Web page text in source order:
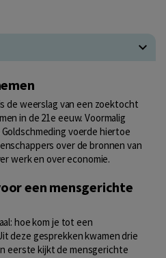
de weerslag van een zoektocht
in de 21e eeuw. Voormalig
voerde hiertoe
over de bronnen van
werk en over economie.
een mensgerichte
hoe kom je tot een
deze gesprekken kwamen drie
eerste kijkt de mensgerichte